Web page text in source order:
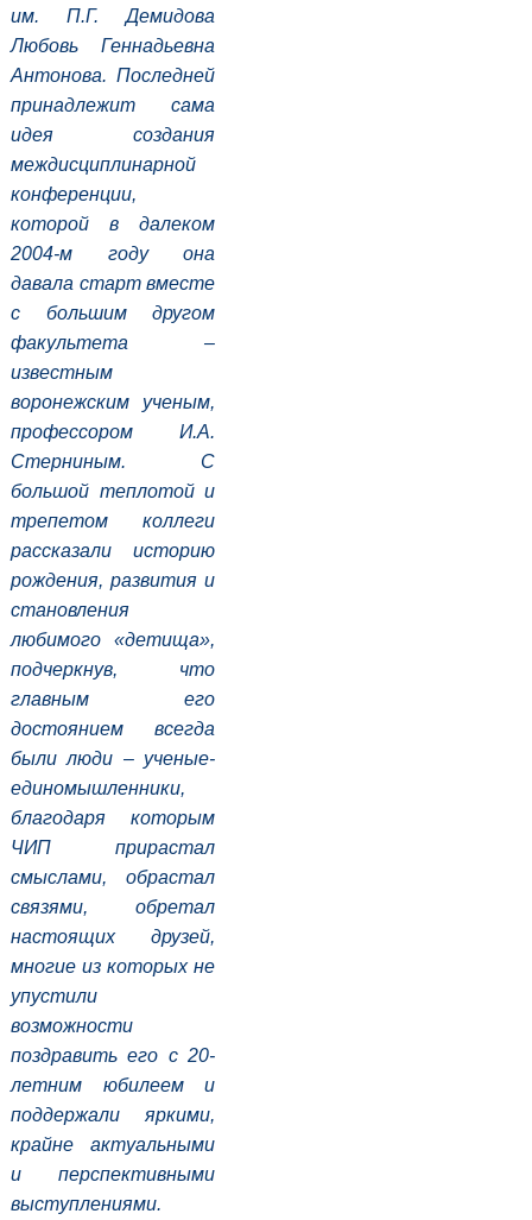
им. П.Г. Демидова
Любовь Геннадьевна
Антонова. Последней
принадлежит сама
идея создания
междисциплинарной
конференции,
которой в далеком
2004-м году она
давала старт вместе
с большим другом
факультета –
известным
воронежским ученым,
профессором И.А.
Стерниным. С
большой теплотой и
трепетом коллеги
рассказали историю
рождения, развития и
становления
любимого «детища»,
подчеркнув, что
главным его
достоянием всегда
были люди – ученые-
единомышленники,
благодаря которым
ЧИП прирастал
смыслами, обрастал
связями, обретал
настоящих друзей,
многие из которых не
упустили
возможности
поздравить его с 20-
летним юбилеем и
поддержали яркими,
крайне актуальными
и перспективными
выступлениями.